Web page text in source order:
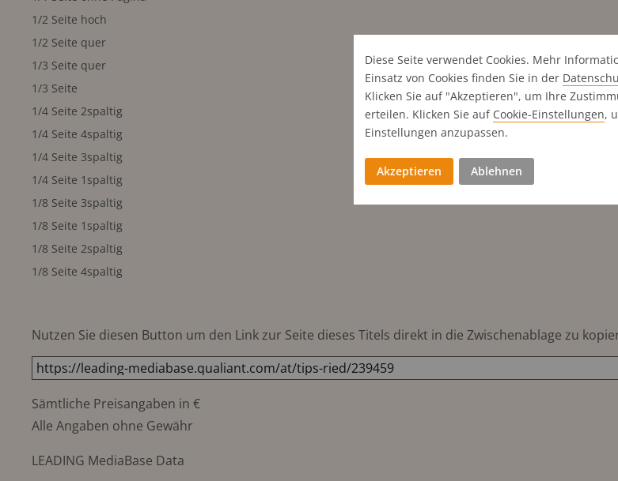
1/2 Seite hoch
1/2 Seite quer
1/3 Seite quer
1/3 Seite
1/4 Seite 2spaltig
1/4 Seite 4spaltig
1/4 Seite 3spaltig
1/4 Seite 1spaltig
1/8 Seite 3spaltig
1/8 Seite 1spaltig
1/8 Seite 2spaltig
1/8 Seite 4spaltig
Nutzen Sie diesen Button um den Link zur Seite dieses Titels direkt in die Zwischenablage zu
Sämtliche Preisangaben in €
Alle Angaben ohne Gewähr
LEADING MediaBase Data
Diese Seite verwendet Cookies. Mehr
Einsatz von Cookies finden Sie in der
Klicken Sie auf "Akzeptieren", um Ihre
erteilen. Klicken Sie auf Cookie-Einstellungen,
Einstellungen anzupassen.
Akzeptieren Ablehnen